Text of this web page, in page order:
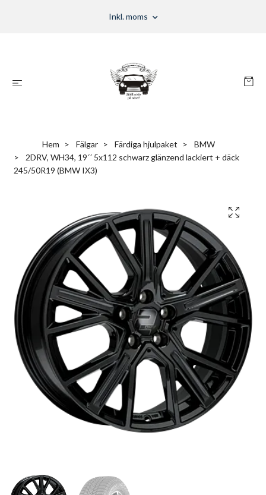
Inkl. moms
Hem Fälgar Färdiga hjulpaket
BMW
2DRV, WH34, 19´´ 5x112 schwarz glänzend lackiert + däck
245/50R19 (BMW IX3)